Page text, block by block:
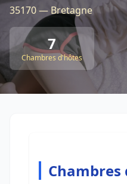
35170 — Bretagne
7
Chambres d'hôtes
Chambres